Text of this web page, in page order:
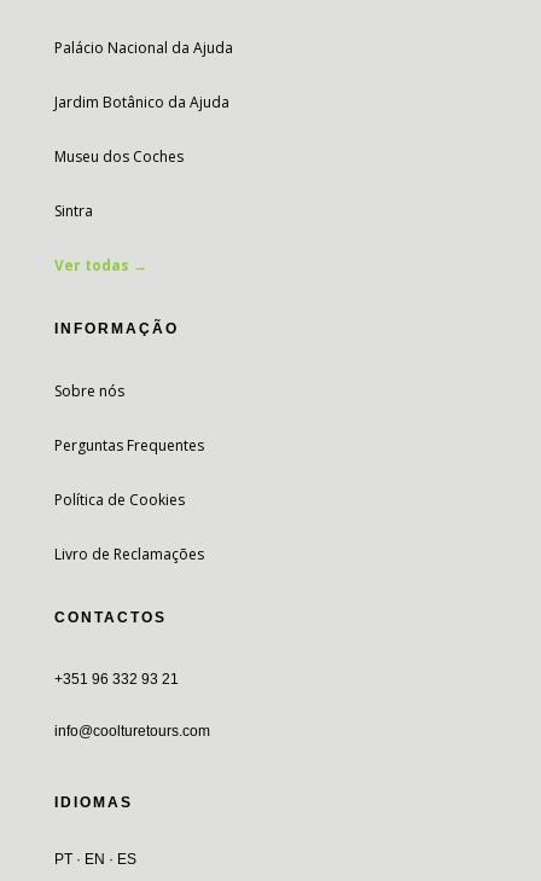
Palácio Nacional da Ajuda
Jardim Botânico da Ajuda
Museu dos Coches
Sintra
Ver todas →
INFORMAÇÃO
Sobre nós
Perguntas Frequentes
Política de Cookies
Livro de Reclamações
CONTACTOS
+351 96 332 93 21
info@coolturetours.com
IDIOMAS
PT · EN · ES